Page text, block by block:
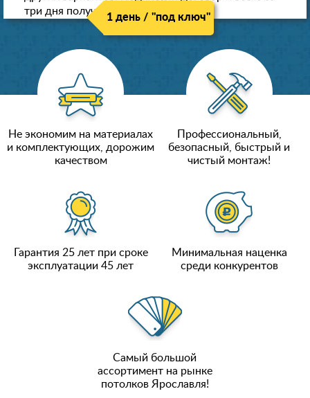
три дня получили новые потолки!
1 день / "под ключ"
Не экономим на материалах
и комплектующих, дорожим
качеством
Профессиональный,
безопасный, быстрый и
чистый монтаж!
Гарантия 25 лет при сроке
эксплуатации 45 лет
Минимальная наценка
среди конкурентов
Самый большой
ассортимент на рынке
потолков Ярославля!